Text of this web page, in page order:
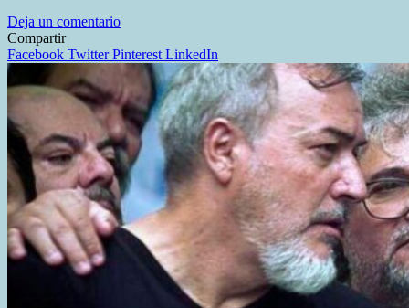
Deja un comentarioen
gremial:
el
Fresu
define
su
ofensiva
contra
la
reforma
laboral
en
la
antesala
Compartir
Facebook TwitterPinterest LinkedIn